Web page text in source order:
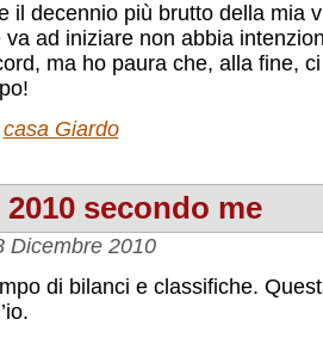
il decennio più brutto della mia
va ad iniziare non abbia
ma ho paura che, alla fine,
casa Giardo
2010 secondo me
Dicembre 2010
di bilanci e classifiche.